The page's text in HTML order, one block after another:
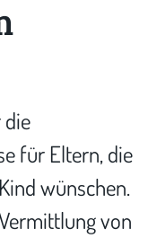
für Eltern, die
wünschen.
von